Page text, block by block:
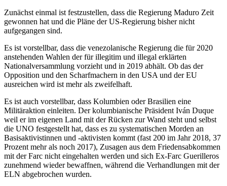
Zunächst einmal ist festzustellen, dass die Regierung Maduro Zeit
gewonnen hat und die Pläne der US-Regierung bisher nicht
aufgegangen sind.
Es ist vorstellbar, dass die venezolanische Regierung die für 2020
anstehenden Wahlen der für illegitim und illegal erklärten
Nationalversammlung vorzieht und in 2019 abhält. Ob das der
Opposition und den Scharfmachern in den USA und der EU
ausreichen wird ist mehr als zweifelhaft.
Es ist auch vorstellbar, dass Kolumbien oder Brasilien eine
Militäraktion einleiten. Der kolumbianische Präsident Iván Duque
weil er im eigenen Land mit der Rücken zur Wand steht und selbst
die UNO festgestellt hat, dass es zu systematischen Morden an
Basisaktivistinnen und -aktivisten kommt (fast 200 im Jahr 2018, 37
Prozent mehr als noch 2017), Zusagen aus dem Friedensabkommen
mit der Farc nicht eingehalten werden und sich Ex-Farc Guerilleros
zunehmend wieder bewaffnen, während die Verhandlungen mit der
ELN abgebrochen wurden.